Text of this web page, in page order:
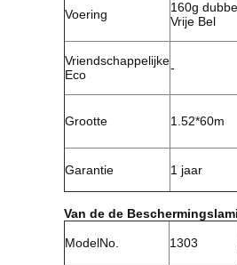
Voering
160g
Vrije Bel
Vriendschappelijke
Eco
-
Grootte 1.52*60m
Garantie 1 jaar
Van de de
ModelNo. 1303